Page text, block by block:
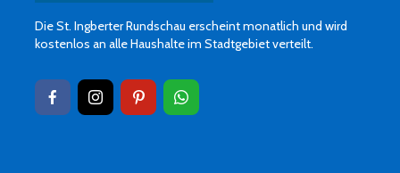
Die St. Ingberter Rundschau erscheint monatlich und wird
kostenlos an alle Haushalte im Stadtgebiet verteilt.